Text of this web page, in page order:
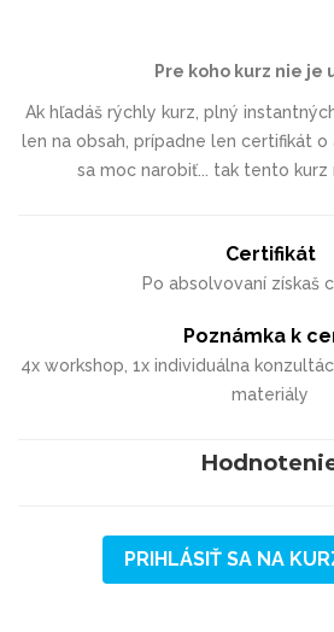
Pre koho kurz nie je
Ak hľadáš rýchly kurz, plný
len na obsah, prípadne len certifikát
sa moc narobiť... tak tento kurz
Certifikát
Po absolvovaní získaš
Poznámka k
4x workshop, 1x individuálna
materiály
PRIHLÁSIŤ SA NA